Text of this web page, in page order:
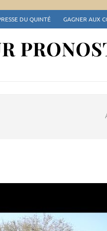
DU QUINTÉ GAGNER AUX